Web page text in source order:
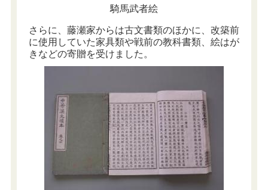
騎馬武者絵
さらに、藤瀬家からは古文書類のほかに、改築前
に使用していた家具類や戦前の教科書類、絵はが
きなどの寄贈を受けました。